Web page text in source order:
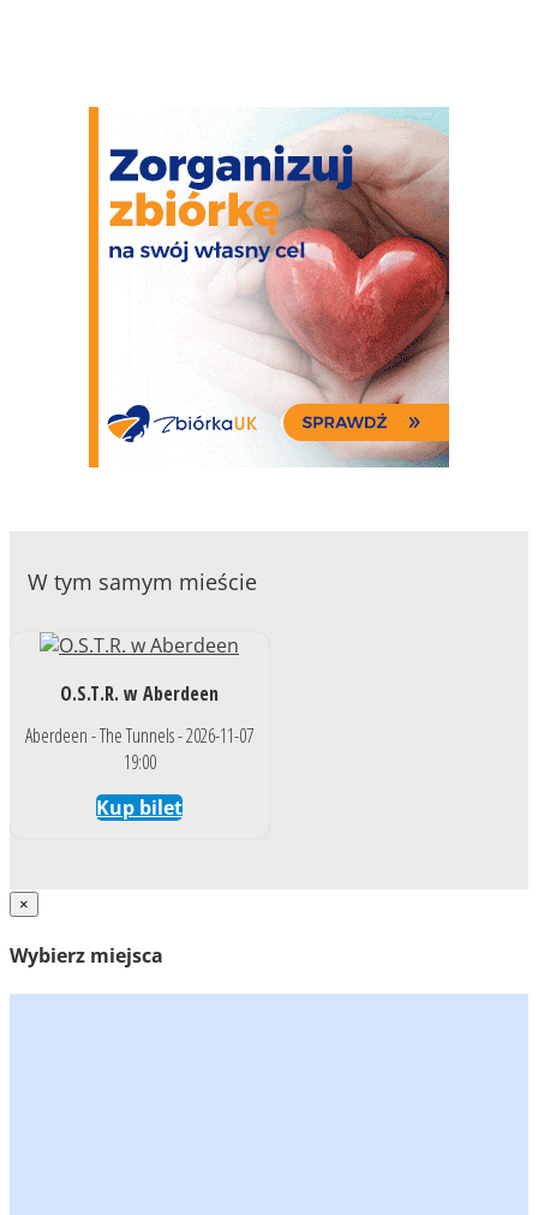
W tym samym mieście
O.S.T.R. w Aberdeen
Aberdeen - The Tunnels - 2026-11-07
19:00
Kup bilet
×
Wybierz miejsca